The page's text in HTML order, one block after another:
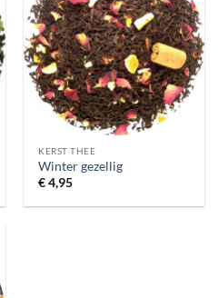
KERST THEE
Winter gezellig
€4,95